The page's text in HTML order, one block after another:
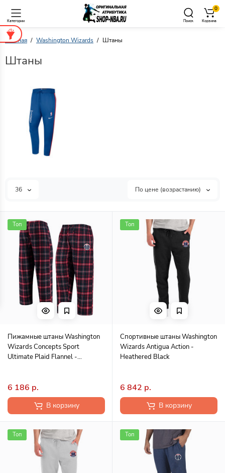
Категории Поиск
0
Корзина
Главная Washington Wizards Штаны
Штаны
36 По цене (возрастанию)
Топ
Пижамные штаны Washington
Wizards Concepts Sport
Ultimate Plaid Flannel -
6 186 р.
В корзину
Топ
Спортивные штаны Washington
Wizards Antigua Action -
Heathered Black
6 842 р.
В корзину
Топ Топ